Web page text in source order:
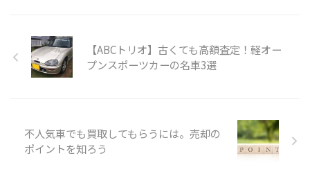
【ABCトリオ】古くても高額査定！軽オー
プンスポーツカーの名車3選
不人気車でも買取してもらうには。売却の
ポイントを知ろう